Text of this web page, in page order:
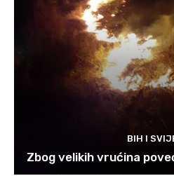
BIH I
Zbog velikih vrućina